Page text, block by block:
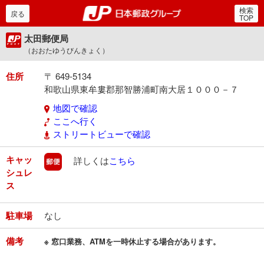
郵便局・日本郵政グルー
戻る 検索
TOP
太田郵便局
（おおたゆうびんきょく）
住所
〒 649-5134
和歌山県東牟婁郡那智勝浦町南大居１０００－７
地図で確認
ここへ行く
ストリートビューで確認
キャッ
シュレ
ス
郵便
詳しくはこちら
駐車場 なし
備考 ※ 窓口業務、ATMを一時休止する場合があります。